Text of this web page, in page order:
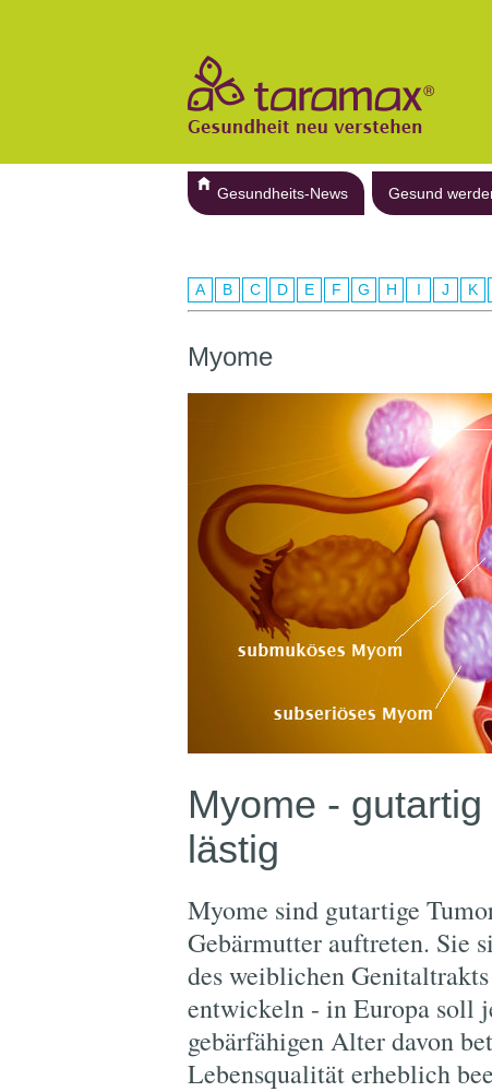
Gesundheits-News Gesund
A B C D E F G H I J K
Myome
Myome -
lästig
Myome sind gutartige
Gebärmutter auftreten. Sie
des weiblichen
entwickeln - in Europa soll
gebärfähigen Alter davon
Lebensqualität erheblich